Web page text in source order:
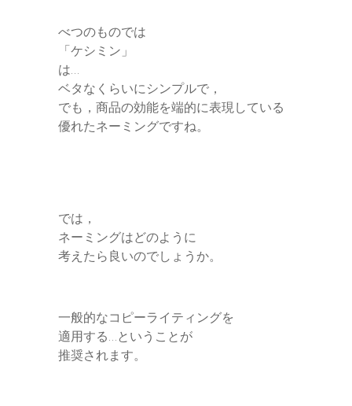
べつのものでは
「ケシミン」
は…
ベタなくらいにシンプルで，
でも，商品の効能を端的に表現している
優れたネーミングですね。
では，
ネーミングはどのように
考えたら良いのでしょうか。
一般的なコピーライティングを
適用する…ということが
推奨されます。